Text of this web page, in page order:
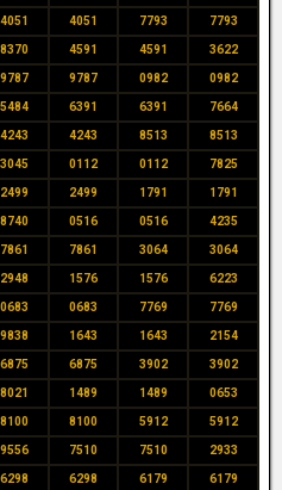
4051 4051 7793 7793
8370 4591 4591 3622
9787 9787 0982 0982
5484 6391 6391 7664
4243 4243 8513 8513
3045 0112 0112 7825
2499 2499 1791 1791
8740 0516 0516 4235
7861 7861 3064 3064
2948 1576 1576 6223
0683 0683 7769 7769
9838 1643 1643 2154
6875 6875 3902 3902
8021 1489 1489 0653
8100 8100 5912 5912
9556 7510 7510 2933
6298 6298 6179 6179